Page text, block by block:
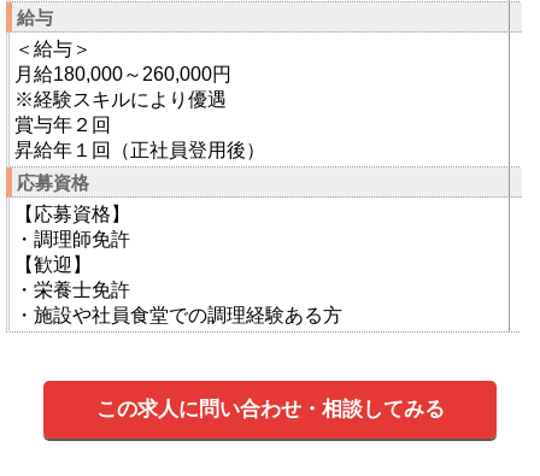
給与
＜給与＞
月給180,000～260,000円
※経験スキルにより優遇
賞与年２回
昇給年１回（正社員登用後）
応募資格
【応募資格】
・調理師免許
【歓迎】
・栄養士免許
・施設や社員食堂での調理経験ある方
この求人に問い合わせ・相談してみる